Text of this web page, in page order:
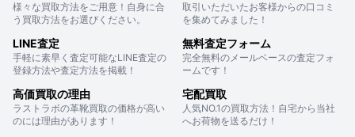
様々な買取方法をご用意！自身に合
う買取方法をお選びください。
取引いただいたお客様からの口コミ
を集めてみました！
LINE査定
手軽に素早く査定可能なLINE査定の
登録方法や査定方法を掲載！
無料査定フォーム
完全無料のメールベースの査定フォ
ームです！
高価買取の理由
ラストラボの革靴買取の価格が高い
のには理由があります！
宅配買取
人気NO.1の買取方法！自宅から当社
へお荷物を送るだけ！